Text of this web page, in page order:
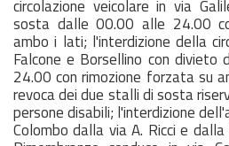
circolazione veicolare in via
sosta dalle 00.00 alle 24.00
ambo i lati; l'interdizione della
Falcone e Borsellino con
24.00 con rimozione forzata su
revoca dei due stalli di sosta
persone disabili; l'interdizione
Colombo dalla via A. Ricci e